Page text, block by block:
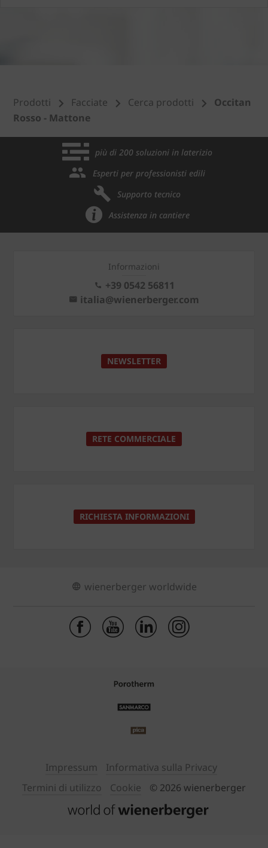
Prodotti Facciate Cerca prodotti
Occitan
Rosso - Mattone
più di 200 soluzioni in laterizio
Esperti per professionisti edili
Supporto tecnico
Assistenza in cantiere
Informazioni
+39 0542 56811
italia@wienerberger.com
NEWSLETTER
RETE COMMERCIALE
RICHIESTA INFORMAZIONI
wienerberger worldwide
Impressum
Informativa sulla Privacy
Termini di utilizzo
Cookie © 2026 wienerberger